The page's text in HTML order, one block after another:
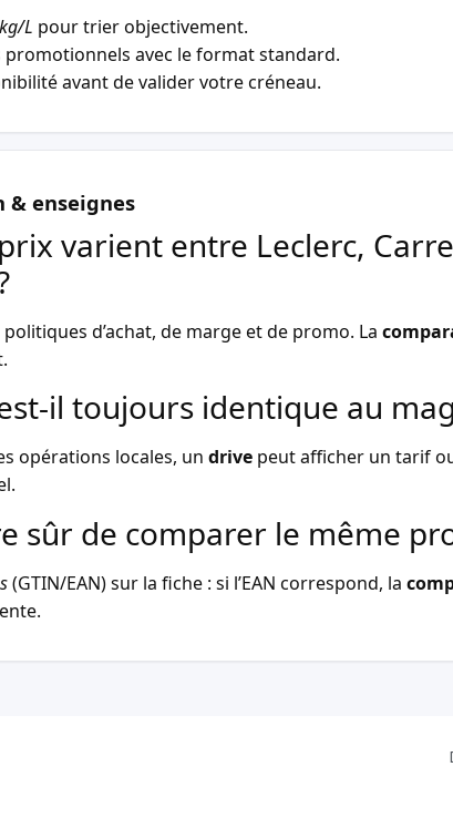
L pour trier objectivement.
promotionnels avec le format standard.
avant de valider votre créneau.
& enseignes
varient entre Leclerc,
d’achat, de marge et de promo. La
il toujours identique au
opérations locales, un drive peut afficher un tarif
sûr de comparer le même
(GTIN/EAN) sur la fiche : si l’EAN correspond, la